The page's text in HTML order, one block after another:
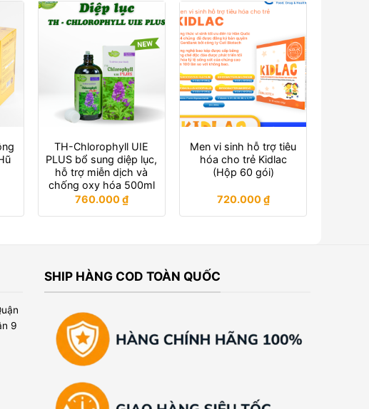
TH-Chlorophyll UIE
PLUS bổ sung diệp lục,
hỗ trợ miễn dịch và
chống oxy hóa 500ml
760.000₫
Men vi sinh hỗ trợ tiêu
hóa cho trẻ Kidlac
(Hộp 60 gói)
720.000₫
9
SHIP HÀNG COD TOÀN QUỐC